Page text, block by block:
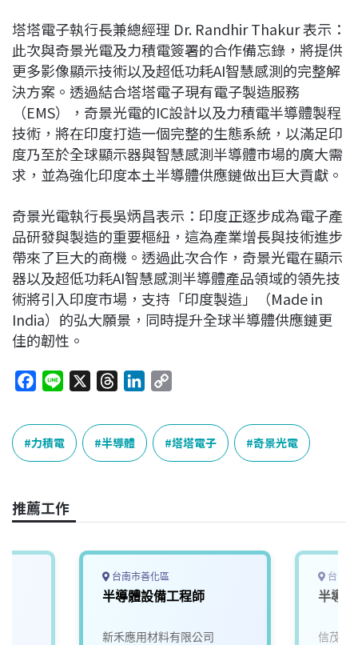
塔塔電子執行長兼總經理 Dr. Randhir Thakur 表示：
此次與奇景光電及力積電簽署的合作備忘錄，將提供
更多影像顯示技術以及超低功耗AI智慧感測的完整解
決方案。透過結合塔塔電子現有電子製造服務
（EMS），奇景光電的IC設計以及力積電半導體製程
技術，將在印度打造一個完整的生態系統，以滿足印
度乃至於全球顯示器與智慧感測半導體市場的廣大需
求，並為強化印度本土半導體供應鏈做出巨大貢獻。
奇景光電執行長吳炳昌表示：印度正逐步成為電子產
品研發與製造的重要樞紐，這為產業增長與技術進步
帶來了巨大的商機。透過此次合作，奇景光電在顯示
器以及超低功耗AI智慧感測半導體產品領域的領先技
術將引入印度市場，支持「印度製造」（Made in
India）的弘大願景，同時提升全球半導體供應鏈更
佳的韌性。
c
e
b
o
k
n
e
r
e
a
k
n
p
y
L
k
力積電 半導體 塔塔電子 奇景光電
推薦工作
台南市善化區
半導體設備工程師
新禾應用材料有限公司
台南
半導
信茂科